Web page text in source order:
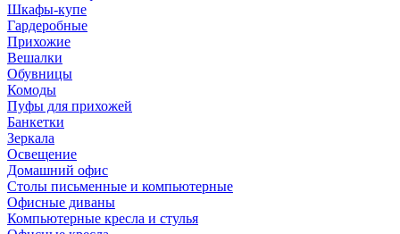
Шкафы-купе
Гардеробные
Прихожие
Вешалки
Обувницы
Комоды
Пуфы для прихожей
Банкетки
Зеркала
Освещение
Домашний офис
Столы письменные и компьютерные
Офисные диваны
Компьютерные кресла и стулья